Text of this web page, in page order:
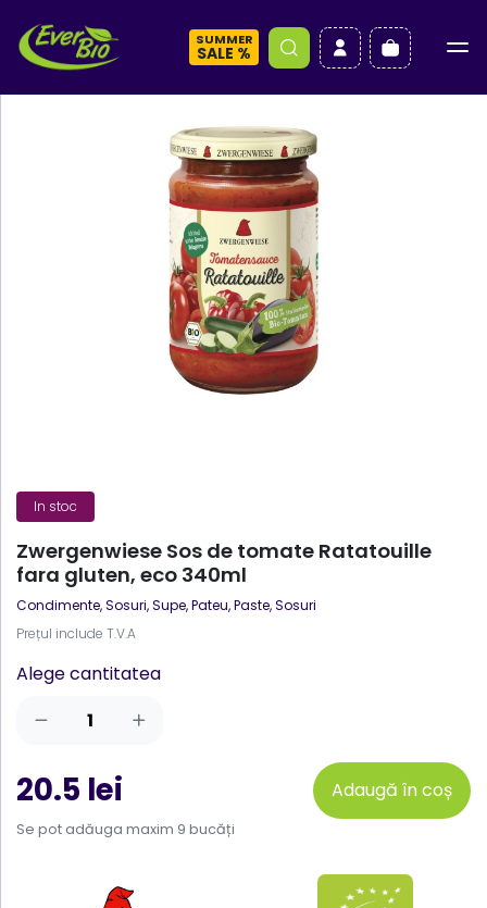
SUMMER
SALE %
In stoc
Zwergenwiese Sos de tomate Ratatouille
fara gluten, eco 340ml
Condimente, Sosuri, Supe,Pateu, Paste, Sosuri
Prețul include T.V.A
Alege cantitatea
20.5 lei Adaugă în coș
Se pot adăuga maxim 9 bucăți